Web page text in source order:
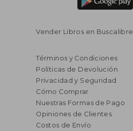
Vender Libros en Buscalibre
Términos y Condiciones
Políticas de Devolución
Privacidad y Seguridad
Cómo Comprar
Nuestras Formas de Pago
Opiniones de Clientes
Costos de Envío